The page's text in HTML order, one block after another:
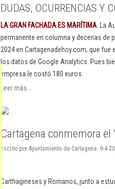
DUDAS, OCURRENCIAS Y
LA GRAN FACHADA ES MARÍTIMA . La
permanente en columna y decenas
2024 en Cartagenadehoy.com, que
los datos de Google Analytics. Pues
empresa le costó 180 euros.
Leer más...
Cartagena conmemora el
Escrito por Ayuntamiento de Cartagena. 9-4-
Carthagineses y Romanos, junto a